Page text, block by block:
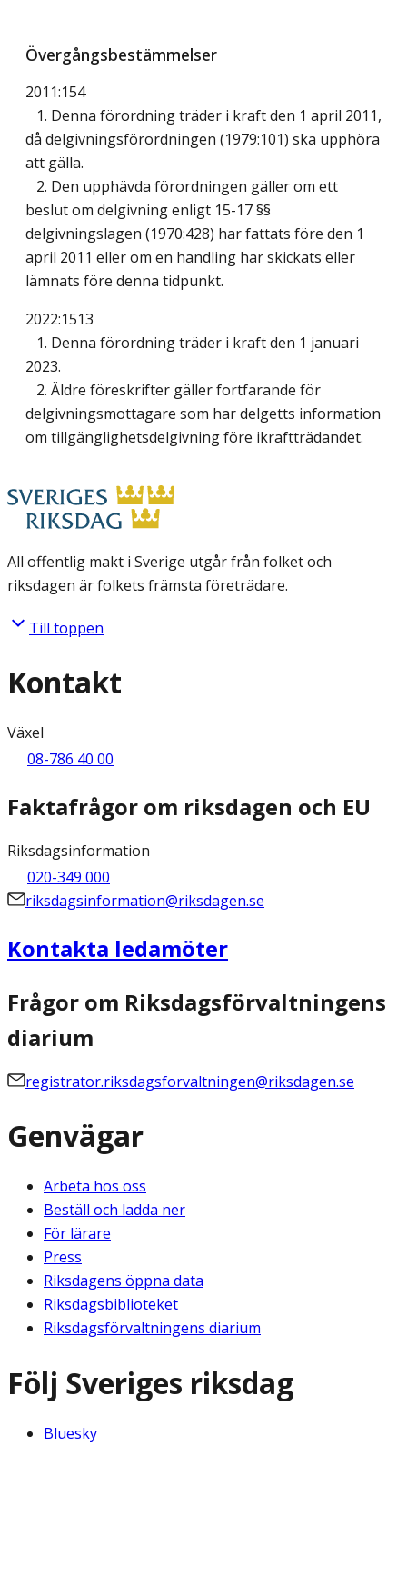
Övergångsbestämmelser
2011:154
1. Denna förordning träder i kraft den 1 april 2011,
då delgivningsförordningen (1979:101) ska upphöra
att gälla.
2. Den upphävda förordningen gäller om ett
beslut om delgivning enligt 15-17 §§
delgivningslagen (1970:428) har fattats före den 1
april 2011 eller om en handling har skickats eller
lämnats före denna tidpunkt.
2022:1513
1. Denna förordning träder i kraft den 1 januari
2023.
2. Äldre föreskrifter gäller fortfarande för
delgivningsmottagare som har delgetts information
om tillgänglighetsdelgivning före ikraftträdandet.
All offentlig makt i Sverige utgår från folket och
riksdagen är folkets främsta företrädare.
Till toppen
Kontakt
Växel
08-786 40 00
Faktafrågor om riksdagen och EU
Riksdagsinformation
020-349 000
riksdagsinformation@riksdagen.se
Kontakta ledamöter
Frågor om Riksdagsförvaltningens
diarium
registrator.riksdagsforvaltningen@riksdagen.se
Genvägar
Arbeta hos oss
Beställ och ladda ner
För lärare
Press
Riksdagens öppna data
Riksdagsbiblioteket
Riksdagsförvaltningens diarium
Följ Sveriges riksdag
Bluesky